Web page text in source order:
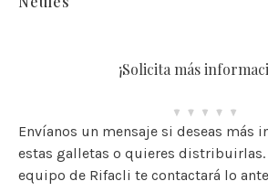
¡Solicita más
Envíanos un mensaje si deseas más
estas galletas o quieres distribuirlas.
equipo de Rifacli te contactará lo